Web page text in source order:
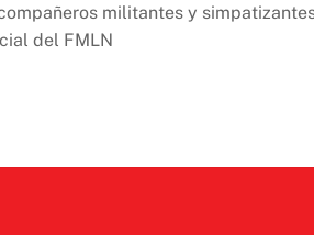
militantes y
del FMLN